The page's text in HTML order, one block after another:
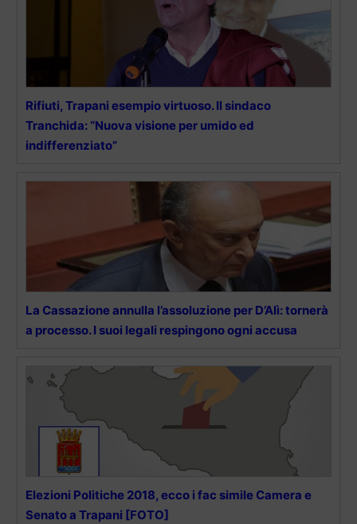
Rifiuti, Trapani esempio virtuoso. Il sindaco
Tranchida: “Nuova visione per umido ed
indifferenziato”
La Cassazione annulla l’assoluzione per D’Alì: tornerà
a processo. I suoi legali respingono ogni accusa
Elezioni Politiche 2018, ecco i fac simile Camera e
Senato a Trapani [FOTO]